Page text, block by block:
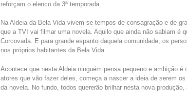
reforçam o elenco da 3ª temporada.
Na Aldeia da Bela Vida vivem-se tempos de consagração e de
que a TVI vai filmar uma novela. Aquilo que ainda não sabiam é
Corcovada. E para grande espanto daquela comunidade, os
nos próprios habitantes da Bela Vida.
Acontece que nesta Aldeia ninguém pensa pequeno e ambição
atores que vão fazer deles, começa a nascer a ideia de serem
da novela. No fundo, todos quererão brilhar nesta nova